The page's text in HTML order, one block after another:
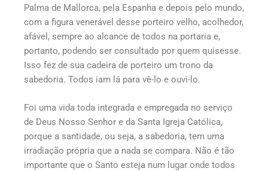
Palma de Mallorca, pela Espanha e depois pelo mundo,
com a figura venerável desse porteiro velho, acolhedor,
afável, sempre ao alcance de todos na portaria e,
portanto, podendo ser consultado por quem quisesse.
Isso fez de sua cadeira de porteiro um trono da
sabedoria. Todos iam lá para vê-lo e ouvi-lo.
Foi uma vida toda integrada e empregada no serviço
de Deus Nosso Senhor e da Santa Igreja Católica,
porque a santidade, ou seja, a sabedoria, tem uma
irradiação própria que a nada se compara. Não é tão
importante que o Santo esteja num lugar onde todos